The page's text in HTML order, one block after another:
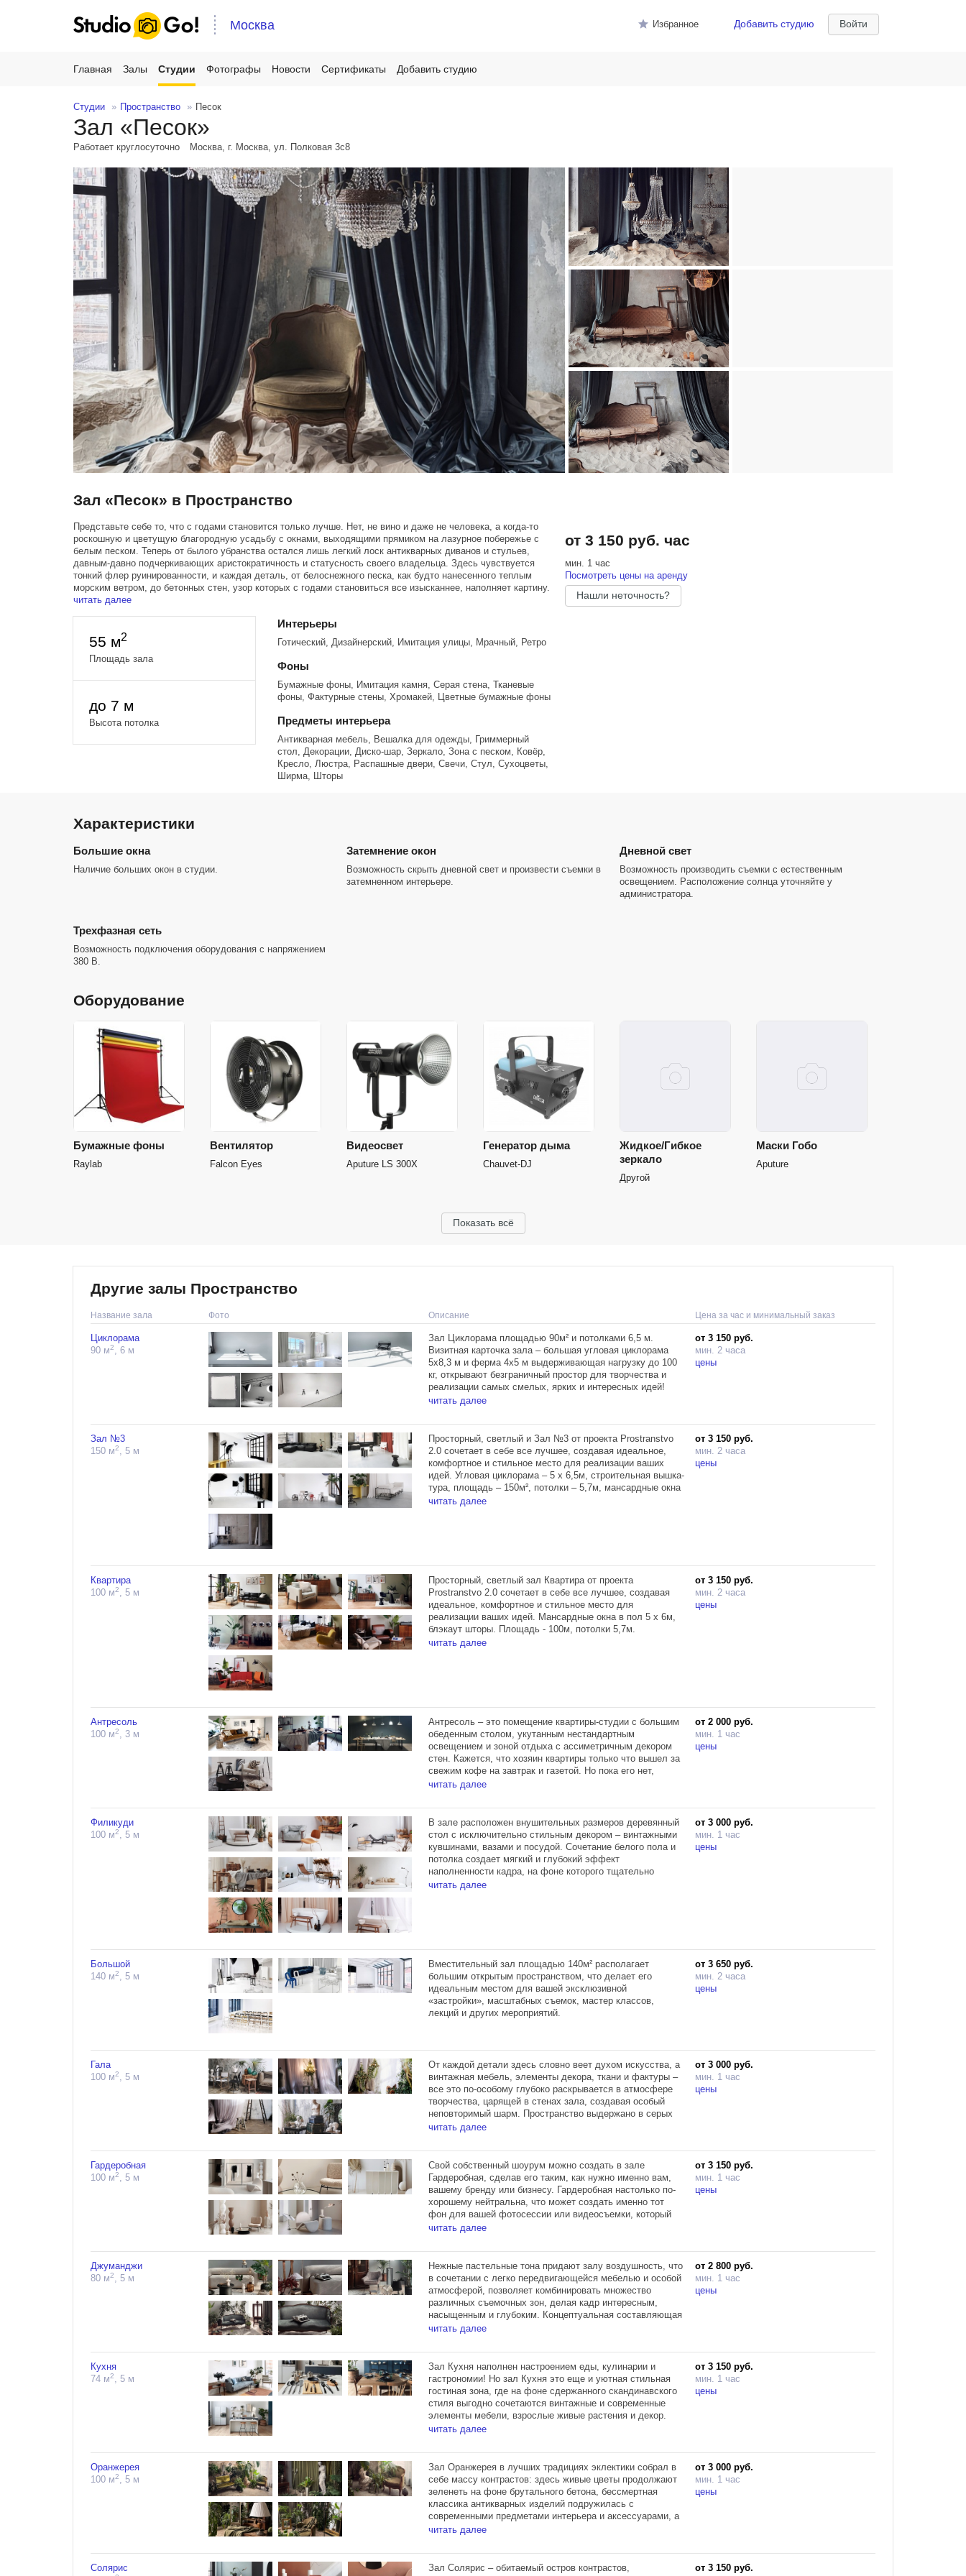
Войти
Добавить студию
Избранное
Москва
Главная Залы Студии Фотографы Новости Сертификаты Добавить студию
Студии Пространство Песок
Зал «Песок»
Работает круглосуточно Москва, г. Москва, ул. Полковая 3с8
Зал «Песок» в Пространство
Представьте себе то, что с годами становится только лучше. Нет, не вино и даже не человека, а когда-то
роскошную и цветущую благородную усадьбу с окнами, выходящими прямиком на лазурное побережье с
белым песком. Теперь от былого убранства остался лишь легкий лоск антикварных диванов и стульев,
давным-давно подчеркивающих аристократичность и статусность своего владельца. Здесь чувствуется
тонкий флер руинированности, и каждая деталь, от белоснежного песка, как будто нанесенного теплым
морским ветром, до бетонных стен, узор которых с годами становиться все изысканнее, наполняет картину.
читать далее
55 м2
Площадь зала
до 7 м
Высота потолка
Интерьеры
Готический, Дизайнерский, Имитация улицы, Мрачный, Ретро
Фоны
Бумажные фоны, Имитация камня, Серая стена, Тканевые
фоны, Фактурные стены, Хромакей, Цветные бумажные фоны
Предметы интерьера
Антикварная мебель, Вешалка для одежды, Гриммерный
стол, Декорации, Диско-шар, Зеркало, Зона с песком, Ковёр,
Кресло, Люстра, Распашные двери, Свечи, Стул, Сухоцветы,
Ширма, Шторы
от 3 150 руб. час
мин. 1 час
Посмотреть цены на аренду
Нашли неточность?
Характеристики
Большие окна
Наличие больших окон в студии.
Затемнение окон
Возможность скрыть дневной свет и произвести съемки в
затемненном интерьере.
Дневной свет
Возможность производить съемки с естественным
освещением. Расположение солнца уточняйте у
администратора.
Трехфазная сеть
Возможность подключения оборудования с напряжением
380 В.
Оборудование
Бумажные фоны
Raylab
Вентилятор
Falcon Eyes
Видеосвет
Aputure LS 300X
Генератор дыма
Chauvet-DJ
Жидкое/Гибкое
зеркало
Другой
Маски Гобо
Aputure
Показать всё
Другие залы Пространство
Название зала Фото Описание Цена за час и минимальный заказ
Циклорама
90 м2, 6 м
Зал Циклорама площадью 90м² и потолками 6,5 м.
Визитная карточка зала – большая угловая циклорама
5х8,3 м и ферма 4х5 м выдерживающая нагрузку до 100
кг, открывают безграничный простор для творчества и
реализации самых смелых, ярких и интересных идей!
двумя большими окнами, фрост-рамой 200х200 см,
блэкаут шторами, позволяющими удобно регулировать
поступающий солнечный свет, двумя большими окнами и
гримерным столом.
читать далее
от 3 150 руб.
мин. 2 часа
цены
Зал №3
150 м2, 5 м
Просторный, светлый и Зал №3 от проекта Prostranstvo
2.0 сочетает в себе все лучшее, создавая идеальное,
комфортное и стильное место для реализации ваших
идей. Угловая циклорама – 5 х 6,5м, строительная вышка-
тура, площадь – 150м², потолки – 5,7м, мансардные окна
в пол 5 х 6м, блэкаут шторы.
читать далее
от 3 150 руб.
мин. 2 часа
цены
Квартира
100 м2, 5 м
Просторный, светлый зал Квартира от проекта
Prostranstvo 2.0 сочетает в себе все лучшее, создавая
идеальное, комфортное и стильное место для
реализации ваших идей. Мансардные окна в пол 5 х 6м,
блэкаут шторы. Площадь - 100м, потолки 5,7м.
читать далее
от 3 150 руб.
мин. 2 часа
цены
Антресоль
100 м2, 3 м
Антресоль – это помещение квартиры-студии с большим
обеденным столом, укутанным нестандартным
освещением и зоной отдыха с ассиметричным декором
стен. Кажется, что хозяин квартиры только что вышел за
свежим кофе на завтрак и газетой. Но пока его нет,
Антресоль позволит вам реализовать любую
домашними интерьерами.
Зал Антресоль занимает площадь в 100м² в отдельном
помещении на втором этаже и располагает гримерным
столом, двумя источниками Profoto D1 500, отдельным
санузлом и большим холлом, в котором при
необходимости можно комфортно разместить
техническую зону
читать далее
от 2 000 руб.
мин. 1 час
цены
Филикуди
100 м2, 5 м
В зале расположен внушительных размеров деревянный
стол с исключительно стильным декором – винтажными
кувшинами, вазами и посудой. Сочетание белого пола и
потолка создает мягкий и глубокий эффект
наполненности кадра, на фоне которого тщательно
подобранные предметы интерьера, нежные фактуры
Зал располагает тремя источниками Profoto D1 500
читать далее
от 3 000 руб.
мин. 1 час
цены
Большой
140 м2, 5 м
Вместительный зал площадью 140м² располагает
большим открытым пространством, что делает его
идеальным местом для вашей эксклюзивной
«застройки», масштабных съемок, мастер классов,
лекций и других мероприятий.
от 3 650 руб.
мин. 2 часа
цены
Гала
100 м2, 5 м
От каждой детали здесь словно веет духом искусства, а
винтажная мебель, элементы декора, ткани и фактуры –
все это по-особому глубоко раскрывается в атмосфере
творчества, царящей в стенах зала, создавая особый
неповторимый шарм. Пространство выдержано в серых
тонах, а бетонный пол в сочетании с множеством живых
невероятно красивый и манящий контраст между
эстетичной небрежностью элегантностью.
Зал Гала занимает площадь в 100м² и располагает 3
источниками Profoto D1 500, гримерным столом и
высоким мансардным окном, обеспечивающим обилие
естественного света.
читать далее
от 3 000 руб.
мин. 1 час
цены
Гардеробная
100 м2, 5 м
Свой собственный шоурум можно создать в зале
Гардеробная, сделав его таким, как нужно именно вам,
вашему бренду или бизнесу. Гардеробная настолько по-
хорошему нейтральна, что может создать именно тот
фон для вашей фотосессии или видеосъемки, который
вы придумали!
Здесь множество дизайнерских аксессуаров в сочетании
с мягкими и нежными формами предметов интерьера,
превращают рутинную рабочую суматоху в элегантный и
несколько пафосный кадр, словно вырезанный из
фильма.
читать далее
от 3 150 руб.
мин. 1 час
цены
Джуманджи
80 м2, 5 м
Нежные пастельные тона придают залу воздушность, что
в сочетании с легко передвигающейся мебелью и особой
атмосферой, позволяет комбинировать множество
различных съемочных зон, делая кадр интересным,
насыщенным и глубоким. Концептуальная составляющая
зала вдохновлена одноименным фильмом, а
антикварные предметы интерьера, гармонично
уживающиеся вместе, создают яркий и свежий микс,
способный вдохновлять.
читать далее
от 2 800 руб.
мин. 1 час
цены
Кухня
74 м2, 5 м
Зал Кухня наполнен настроением еды, кулинарии и
гастрономии! Но зал Кухня это еще и уютная стильная
гостиная зона, где на фоне сдержанного скандинавского
стиля выгодно сочетаются винтажные и современные
элементы мебели, взрослые живые растения и декор.
оснащено не только полностью функциональной кухней:
духовой шкаф, холодильник и две индукционные
варочные панели, но и блэкаут шторами, гримерным
столом, тремя источниками Profoto D1 500 и собственным
санузлом.
читать далее
от 3 150 руб.
мин. 1 час
цены
Оранжерея
100 м2, 5 м
Зал Оранжерея в лучших традициях эклектики собрал в
себе массу контрастов: здесь живые цветы продолжают
зеленеть на фоне брутального бетона, бессмертная
классика антикварных изделий подружилась с
современными предметами интерьера и аксессуарами, а
выразительный образ реплики скульптуры Венеры
веерных пальм.
читать далее
от 3 000 руб.
мин. 1 час
цены
Солярис
Зал Солярис – обитаемый остров контрастов,
от 3 150 руб.